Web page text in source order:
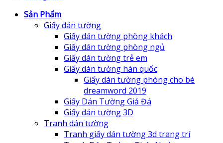
Sản Phẩm
Giấy dán tường
Giấy dán tường phòng khách
Giấy dán tường phòng ngủ
Giấy dán tường trẻ em
Giấy dán tường hàn quốc
Giấy dán tường phòng cho bé
dreamword 2019
Giấy Dán Tường Giả Đá
Giấy dán tường 3D
Tranh dán tường
Tranh giấy dán tường 3d trang trí